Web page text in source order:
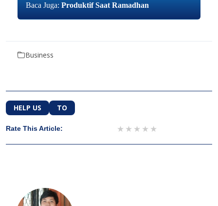
Baca Juga: Produktif Saat Ramadhan
Business
HELP US TO
Rate This Article: 4 stars
3 stars
2 stars
1 star